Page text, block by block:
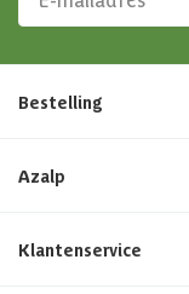
Bestelling
Azalp
Klantenservice